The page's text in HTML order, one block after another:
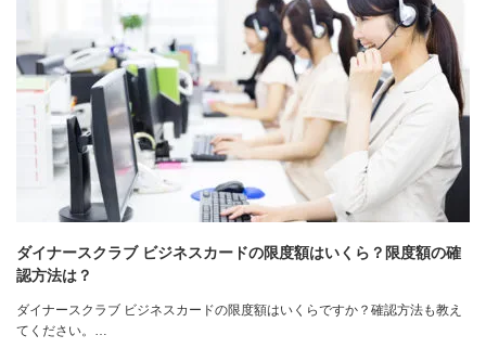
ダイナースクラブ ビジネスカードの限度額はいくら？限度額の確
認方法は？
ダイナースクラブ ビジネスカードの限度額はいくらですか？確認方法も教え
てください。…